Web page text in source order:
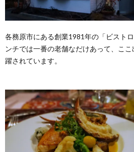
各務原市にある創業1981年の「ビスト
ンチでは一番の老舗なだけあって、こ
躍されています。